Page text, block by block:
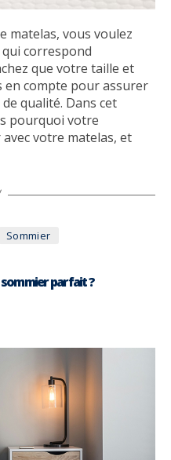
matelas, vous voulez
correspond
que votre taille et
compte pour assurer
qualité. Dans cet
pourquoi votre
votre matelas, et
Catégories
Sommier
parfait ?